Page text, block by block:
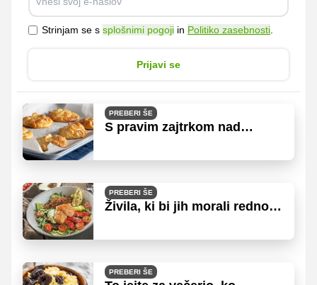
Strinjam se s splošnimi pogoji in Politiko zasebnosti
Prijavi se
PREBERI ŠE
S pravim zajtrkom nad
PREBERI ŠE
Živila, ki bi jih morali redno
PREBERI ŠE